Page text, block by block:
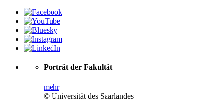
Porträt der Fakultät
mehr
© Universität des Saarlandes